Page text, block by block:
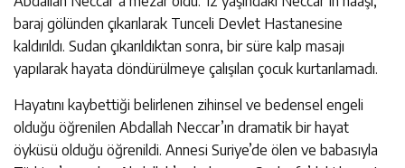
baraj gölünden çıkarılarak Tunceli Devlet Hastanesine
kaldırıldı. Sudan çıkarıldıktan sonra, bir süre kalp masajı
yapılarak hayata döndürülmeye çalışılan çocuk kurtarılamadı.
Hayatını kaybettiği belirlenen zihinsel ve bedensel engeli
olduğu öğrenilen Abdallah Neccar’ın dramatik bir hayat
öyküsü olduğu öğrenildi. Annesi Suriye’de ölen ve babasıyla